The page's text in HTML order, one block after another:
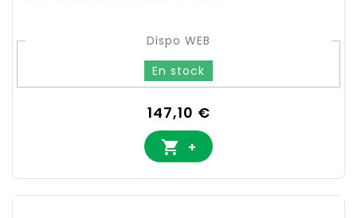
Dispo WEB
En stock
Prix
147,10 €
 +